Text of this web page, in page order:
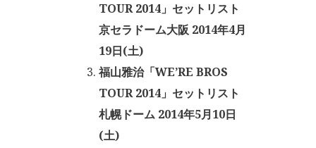
TOUR 2014」セットリスト
京セラドーム大阪 2014年4月
19日(土)
福山雅治「WE’RE BROS
TOUR 2014」セットリスト
札幌ドーム 2014年5月10日
(土)